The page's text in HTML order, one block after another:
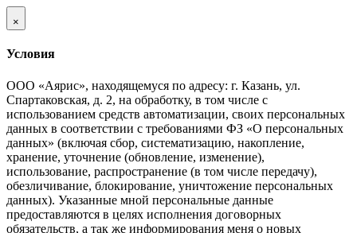
×
Условия
ООО «Аярис», находящемуся по адресу: г. Казань, ул.
Спартаковская, д. 2, на обработку, в том числе с
использованием средств автоматизации, своих персональных
данных в соответствии с требованиями ФЗ «О персональных
данных» (включая сбор, систематизацию, накопление,
хранение, уточнение (обновление, изменение),
использование, распространение (в том числе передачу),
обезличивание, блокирование, уничтожение персональных
данных). Указанные мной персональные данные
предоставляются в целях исполнения договорных
обязательств, а так же информирования меня о новых